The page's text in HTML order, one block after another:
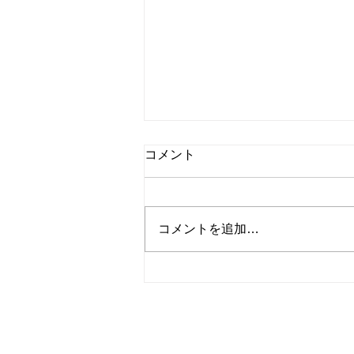
国内ドラマ『新東京水上警
今回は国内ドラマ『新東京水上警
察』第9話を紹介します！ [内容]
コメント
コメントを追加…